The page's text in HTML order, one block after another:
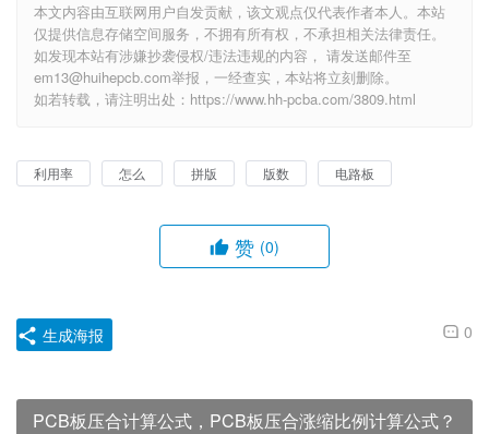
本文内容由互联网用户自发贡献，该文观点仅代表作者本人。本站
仅提供信息存储空间服务，不拥有所有权，不承担相关法律责任。
如发现本站有涉嫌抄袭侵权/违法违规的内容， 请发送邮件至
em13@huihepcb.com举报，一经查实，本站将立刻删除。
如若转载，请注明出处：https://www.hh-pcba.com/3809.html
利用率 怎么 拼版 版数 电路板
赞 (0)
0
生成海报
PCB板压合计算公式，PCB板压合涨缩比例计算公式？